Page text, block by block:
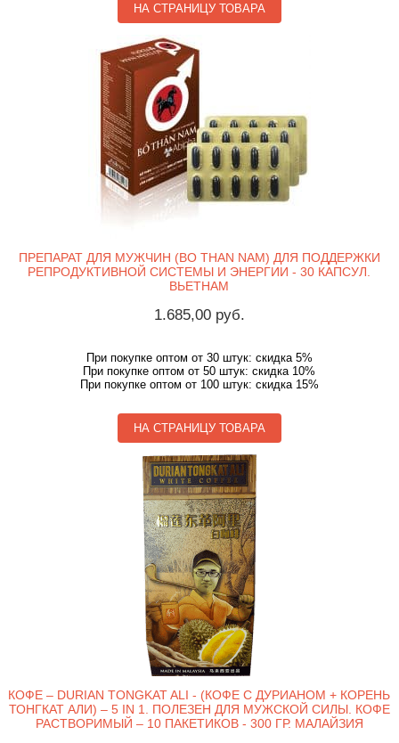
НА СТРАНИЦУ ТОВАРА
ПРЕПАРАТ ДЛЯ МУЖЧИН (BO THAN NAM) ДЛЯ ПОДДЕРЖКИ
РЕПРОДУКТИВНОЙ СИСТЕМЫ И ЭНЕРГИИ - 30 КАПСУЛ.
ВЬЕТНАМ
1.685,00 руб.
При покупке оптом от 30 штук: скидка 5%
При покупке оптом от 50 штук: скидка 10%
При покупке оптом от 100 штук: скидка 15%
НА СТРАНИЦУ ТОВАРА
КОФЕ – DURIAN TONGKAT ALI - (КОФЕ С ДУРИАНОМ + КОРЕНЬ
ТОНГКАТ АЛИ) – 5 IN 1. ПОЛЕЗЕН ДЛЯ МУЖСКОЙ СИЛЫ. КОФЕ
РАСТВОРИМЫЙ – 10 ПАКЕТИКОВ - 300 ГР. МАЛАЙЗИЯ